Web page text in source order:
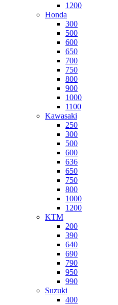
1200
Honda
300
500
600
650
700
750
800
900
1000
1100
Kawasaki
250
300
500
600
636
650
750
800
1000
1200
KTM
200
390
640
690
790
950
990
Suzuki
400